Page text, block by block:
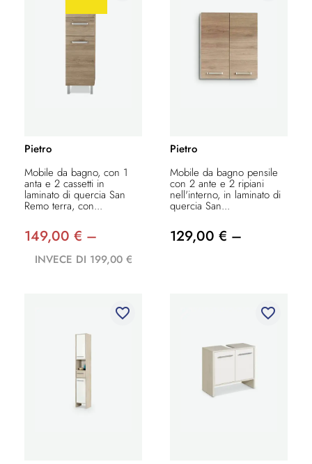
Pietro
Mobile da bagno, con 1
anta e 2 cassetti in
laminato di quercia San
Remo terra, con...
149,00 € –
INVECE DI 199,00 €
Pietro
Mobile da bagno pensile
con 2 ante e 2 ripiani
nell'interno, in laminato di
quercia San...
129,00 € –
favorite_border favorite_border